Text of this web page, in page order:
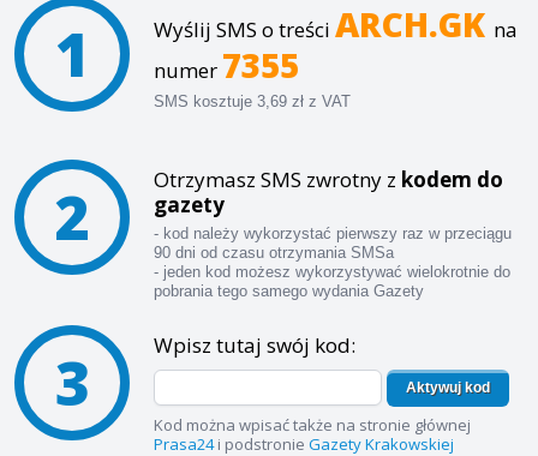
1 Wyślij SMS o treści ARCH.GK na
numer 7355
SMS kosztuje 3,69 zł z VAT
2 Otrzymasz SMS zwrotny z kodem do
gazety
- kod należy wykorzystać pierwszy raz w przeciągu
90 dni od czasu otrzymania SMSa
- jeden kod możesz wykorzystywać wielokrotnie do
pobrania tego samego wydania Gazety
3 Wpisz tutaj swój kod:
Aktywuj kod
Kod można wpisać także na stronie głównej
Prasa24i podstronie Gazety Krakowskiej